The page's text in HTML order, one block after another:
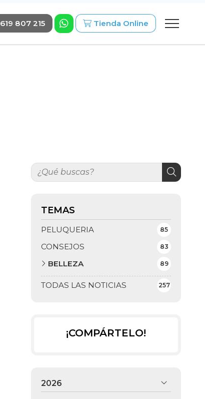
619 807 215 Tienda Online
TEMAS
TODAS LAS NOTICIAS 257
PELUQUERIA 85
CONSEJOS 83
BELLEZA 89
¡COMPÁRTELO!
2026